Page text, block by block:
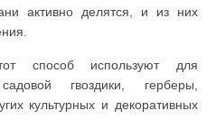
активно делятся, и из них
способ используют для
гвоздики, герберы,
культурных и декоративных